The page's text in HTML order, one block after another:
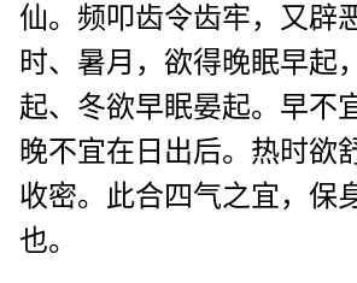
仙。频叩齿令齿牢，又辟
时、暑月，欲得晚眠早起
起、冬欲早眠晏起。早不
晚不宜在日出后。热时欲
收密。此合四气之宜，保
也。